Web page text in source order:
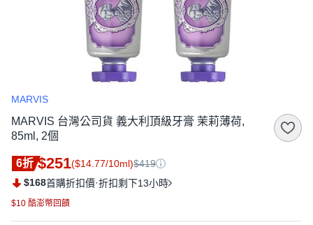
MARVIS
MARVIS 台灣公司貨 義大利頂級牙膏 茉莉薄荷,
85ml, 2個
6折 $251($14.77/10ml)$419
$168首購折扣價·折扣剩下13小時
$10 酷澎幣回饋